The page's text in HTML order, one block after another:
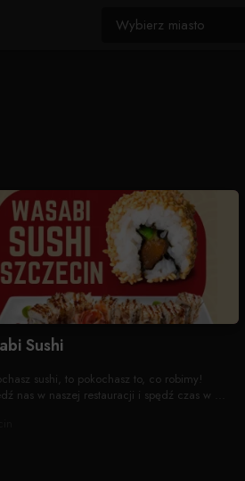
Sushi
sushi, to pokochasz to, co robimy!
nas w naszej restauracji i spędź czas w ...